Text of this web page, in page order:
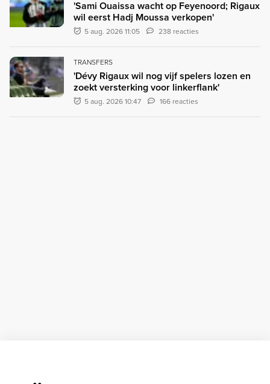
'Sami Ouaissa wacht op Feyenoord; Rigaux
wil eerst Hadj Moussa verkopen'
5 aug. 2026 11:05 238 reacties
TRANSFERS
'Dévy Rigaux wil nog vijf spelers lozen en
zoekt versterking voor linkerflank'
5 aug. 2026 10:47 166 reacties